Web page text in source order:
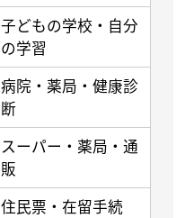
子どもの学校・自分
の学習
病院・薬局・健康診
断
スーパー・薬局・通
販
住民票・在留手続